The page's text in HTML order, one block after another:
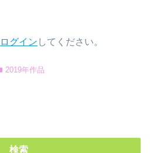
ログイン してください。
2019年作品
検索